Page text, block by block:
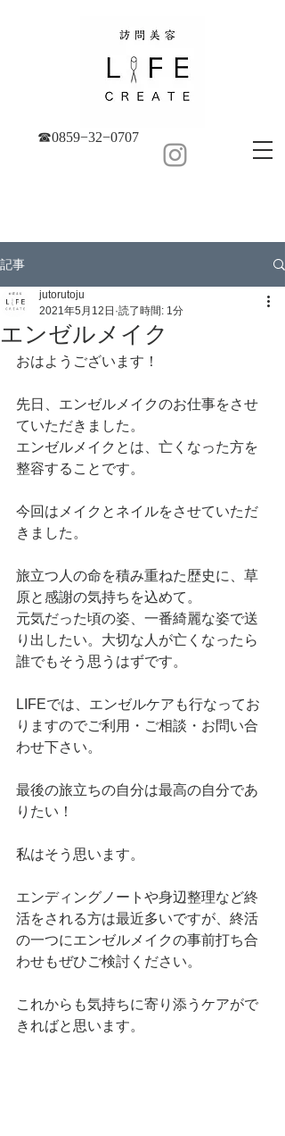
☎︎0859−32−0707
記事
エンゼルメイク
jutorutoju
2021年5月12日 読了時間: 1分
おはようございます！
先日、エンゼルメイクのお仕事をさせ
ていただきました。
エンゼルメイクとは、亡くなった方を
整容することです。
今回はメイクとネイルをさせていただ
きました。
旅立つ人の命を積み重ねた歴史に、草
原と感謝の気持ちを込めて。
元気だった頃の姿、一番綺麗な姿で送
り出したい。大切な人が亡くなったら
誰でもそう思うはずです。
LIFEでは、エンゼルケアも行なってお
りますのでご利用・ご相談・お問い合
わせ下さい。
最後の旅立ちの自分は最高の自分であ
りたい！
私はそう思います。
エンディングノートや身辺整理など終
活をされる方は最近多いですが、終活
の一つにエンゼルメイクの事前打ち合
わせもぜひご検討ください。
これからも気持ちに寄り添うケアがで
きればと思います。